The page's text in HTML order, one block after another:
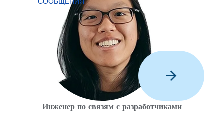
arrow_forward
Инженер по связям с разработчиками